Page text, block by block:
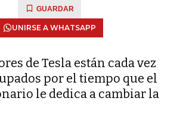
GUARDAR
UNIRSE A WHATSAPP
de Tesla están cada vez
por el tiempo que el
le dedica a cambiar la